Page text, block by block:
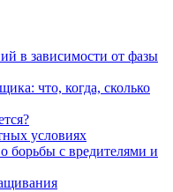
в зависимости от фазы
что, когда, сколько
условиях
борьбы с вредителями и